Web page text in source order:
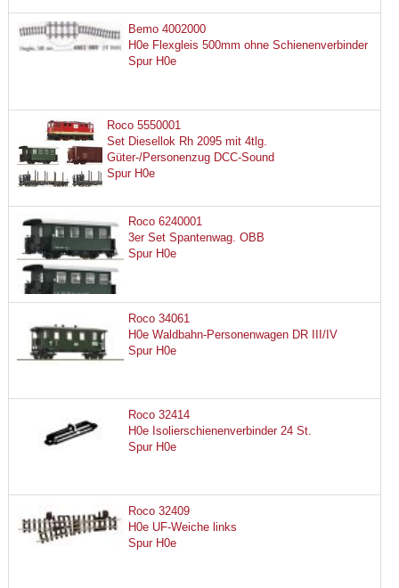
Bemo 4002000
H0e Flexgleis 500mm ohne Schienenverbinder
Spur H0e
Roco 5550001
Set Diesellok Rh 2095 mit 4tlg.
Güter-/Personenzug DCC-Sound
Spur H0e
Roco 6240001
3er Set Spantenwag. OBB
Spur H0e
Roco 34061
H0e Waldbahn-Personenwagen DR III/IV
Spur H0e
Roco 32414
H0e Isolierschienenverbinder 24 St.
Spur H0e
Roco 32409
H0e UF-Weiche links
Spur H0e